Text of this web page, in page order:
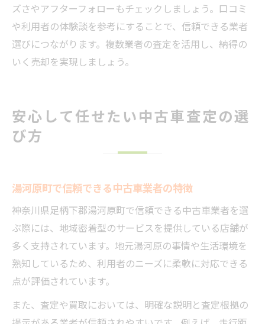
ズさやアフターフォローもチェックしましょう。口コミ
や利用者の体験談を参考にすることで、信頼できる業者
選びにつながります。複数業者の査定を活用し、納得の
いく売却を実現しましょう。
安心して任せたい中古車査定の選
び方
湯河原町で信頼できる中古車業者の特徴
神奈川県足柄下郡湯河原町で信頼できる中古車業者を選
ぶ際には、地域密着型のサービスを提供している店舗が
多く支持されています。地元湯河原の事情や生活環境を
熟知しているため、利用者のニーズに柔軟に対応できる
点が評価されています。
また、査定や買取においては、明確な説明と査定根拠の